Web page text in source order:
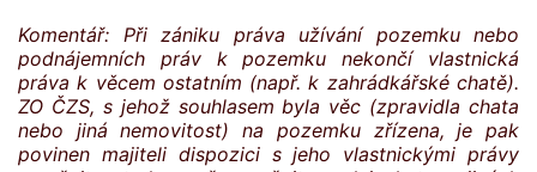
Komentář: Při zániku práva užívání pozemku nebo
podnájemních práv k pozemku nekončí vlastnická
práva k věcem ostatním (např. k zahrádkářské chatě).
ZO ČZS, s jehož souhlasem byla věc (zpravidla chata
nebo jiná nemovitost) na pozemku zřízena, je pak
povinen majiteli dispozici s jeho vlastnickými právy